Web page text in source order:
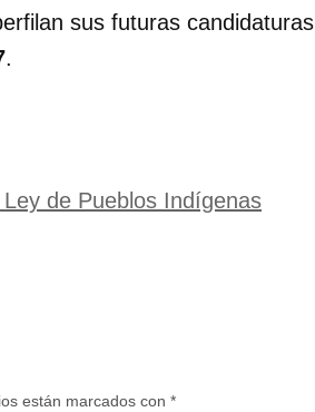
sus futuras candidaturas
.
de Pueblos Indígenas
están marcados con *